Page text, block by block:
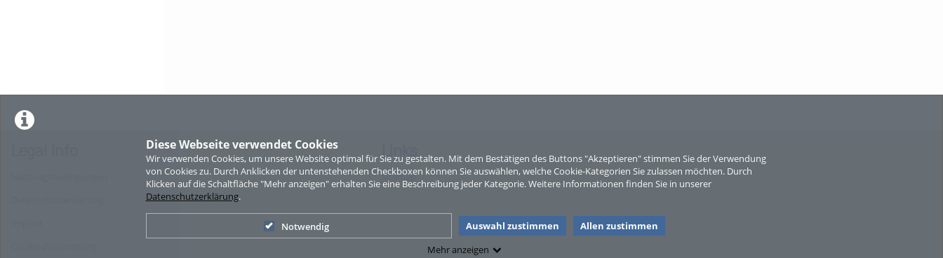
Diese Webseite verwendet Cookies
Wir verwenden Cookies, um unsere Website optimal für Sie zu gestalten. Mit dem Bestätigen des Buttons "Akzeptieren" stimmen Sie der Verwendung
von Cookies zu. Durch Anklicken der untenstehenden Checkboxen können Sie auswählen, welche Cookie-Kategorien Sie zulassen möchten. Durch
Klicken auf die Schaltfläche "Mehr anzeigen" erhalten Sie eine Beschreibung jeder Kategorie. Weitere Informationen finden Sie in unserer
Datenschutzerklärung.
Notwendig Auswahl zustimmen
Allen zustimmen
Mehr anzeigen
Links
Sitemap